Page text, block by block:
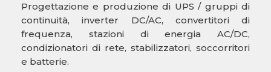
Progettazione e produzione di UPS / gruppi di
continuità, inverter DC/AC, convertitori di
frequenza, stazioni di energia AC/DC,
condizionatori di rete, stabilizzatori, soccorritori
e batterie.